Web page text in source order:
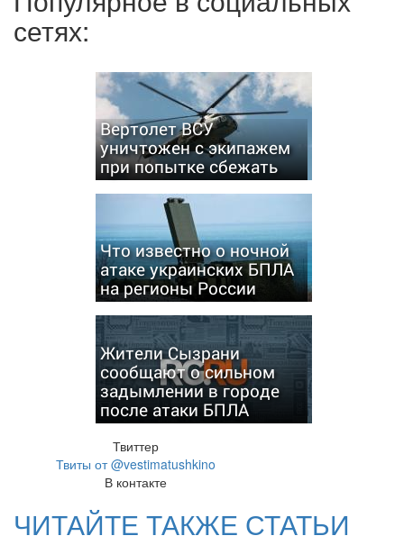
сетях:
Вертолет ВСУ
уничтожен с экипажем
при попытке сбежать
Что известно о ночной
атаке украинских БПЛА
на регионы России
Жители Сызрани
сообщают о сильном
задымлении в городе
после атаки БПЛА
Твиттер
Твиты от @vestimatushkino
В контакте
ЧИТАЙТЕ ТАКЖЕ СТАТЬИ